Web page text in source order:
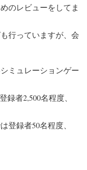
のレビューをしてま
行っていますが、会
ミュレーションゲー
録者2,500名程度、
登録者50名程度、